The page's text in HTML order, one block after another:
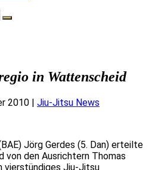
in Wattenscheid
2010 | Jiu-Jitsu News
Jörg Gerdes (5. Dan) erteilte
von den Ausrichtern Thomas
vierstündiges Jiu-Jitsu